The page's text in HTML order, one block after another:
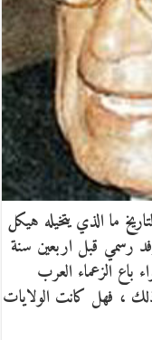
ما الذي يتخيله هيكل
رسمي قبل اربعين سنة
باع الزعماء العرب
ذلك ، فهل كانت الولايات